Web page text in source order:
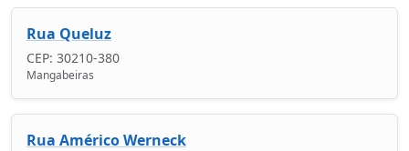
Rua Queluz
CEP: 30210-380
Mangabeiras
Rua Américo Werneck